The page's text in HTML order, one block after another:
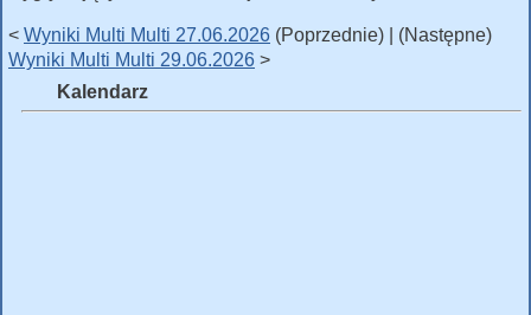
< Wyniki Multi Multi 27.06.2026 (Poprzednie) | (Następne)
Wyniki Multi Multi 29.06.2026 >
Kalendarz